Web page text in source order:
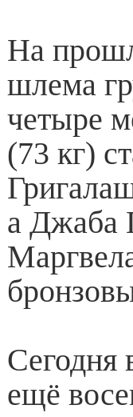
На
шлема
четыре
(73 кг)
а Джаба
Сегодня
ещё